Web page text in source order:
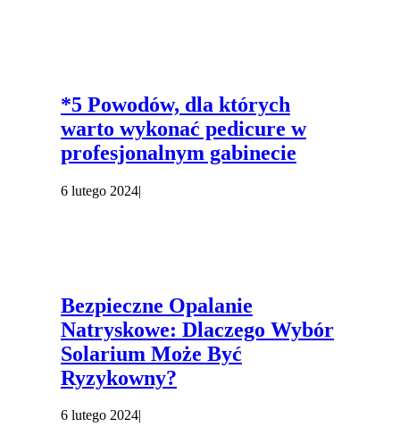
*5 Powodów, dla których
warto wykonać pedicure w
profesjonalnym gabinecie
6 lutego 2024|
Bezpieczne Opalanie
Natryskowe: Dlaczego Wybór
Solarium Może Być
Ryzykowny?
6 lutego 2024|